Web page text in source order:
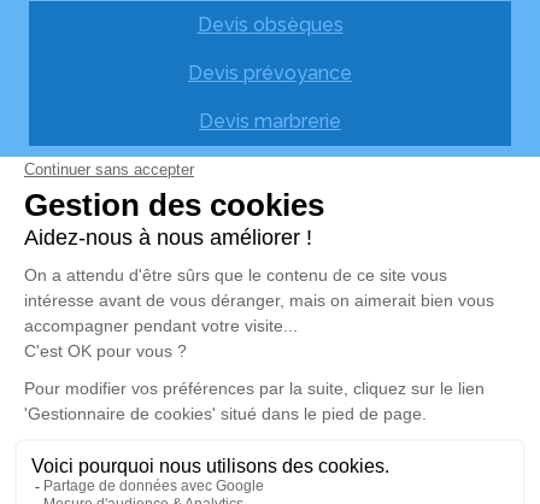
Devis obsèques
Devis prévoyance
Devis marbrerie
Nos agences
Pompes Funèbres Herent
pfherent13250@gmail.com
12 Rue Voltaire – 13250 – Saint-Chamas
4.9/5 – 46 avis
Pompes Funèbres Herent
pfherent@gmail.com
19 Cours Aristide Briand – 13580 – La Fare-les-Oliviers